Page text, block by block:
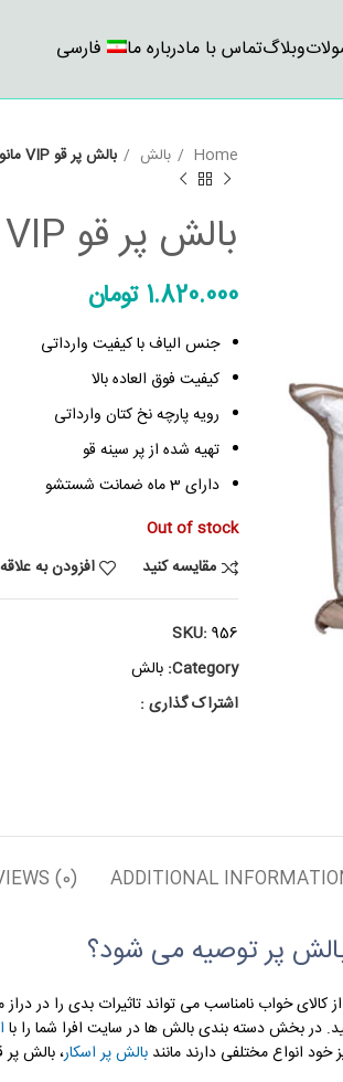
وبلاگتماس با مادرباره ما فارسی
Home بالش بالش پر قو VIP مانوئل (Manuel)
بالش پر قو VIP مانوئل (Manuel)
1.820.000تومان
جنس الیاف با کیفیت وارداتی
کیفیت فوق العاده بالا
رویه پارچه نخ کتان وارداتی
تهیه شده از پر سینه قو
دارای 3 ماه ضمانت شستشو
Out of stock
مقایسه کنید
افزودن به
SKU: 956
Category: بالش
اشتراک گذاری :
ADDITIONAL
(0)
پر توصیه می شود؟
خواب نامناسب می تواند تاثیرات بدی را در
در بخش دسته بندی بالش ها در سایت افرا شما را با
انواع مختلفی دارند مانند بالش پر اسکار، بالش پر